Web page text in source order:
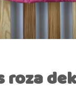
roza